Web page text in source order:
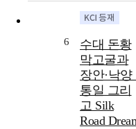
6
수대 돈황
막고굴과
장안·낙양
통일 그리
고 Silk
Road